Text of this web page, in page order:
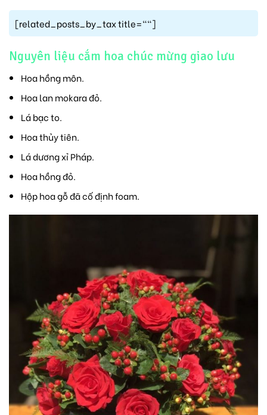
[related_posts_by_tax title=""]
Nguyên liệu cắm hoa chúc mừng giao lưu
Hoa hồng môn.
Hoa lan mokara đỏ.
Lá bạc to.
Hoa thủy tiên.
Lá dương xỉ Pháp.
Hoa hồng đỏ.
Hộp hoa gỗ đã cố định foam.